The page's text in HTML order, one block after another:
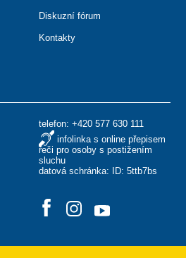
telefon: +420 577 630 111
infolinka s online přepisem
řeči pro osoby s postižením
sluchu
datová schránka: ID: 5ttb7bs
Diskuzní fórum
Kontakty